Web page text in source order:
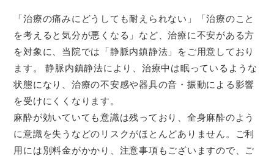
「治療の痛みにどうしても耐えられない」「治療のこと
を考えると気分が悪くなる」など、治療に不安がある方
を対象に、当院では「静脈内鎮静法」をご用意しており
ます。 静脈内鎮静法により、治療中は眠っているような
状態になり、治療の不安感や器具の音・振動による影響
を受けにくくなります。
麻酔が効いていても意識は残っており、全身麻酔のよう
に意識を失うなどのリスクがほとんどありません。ご利
用には別料金がかかり、注意事項もございますので、ご